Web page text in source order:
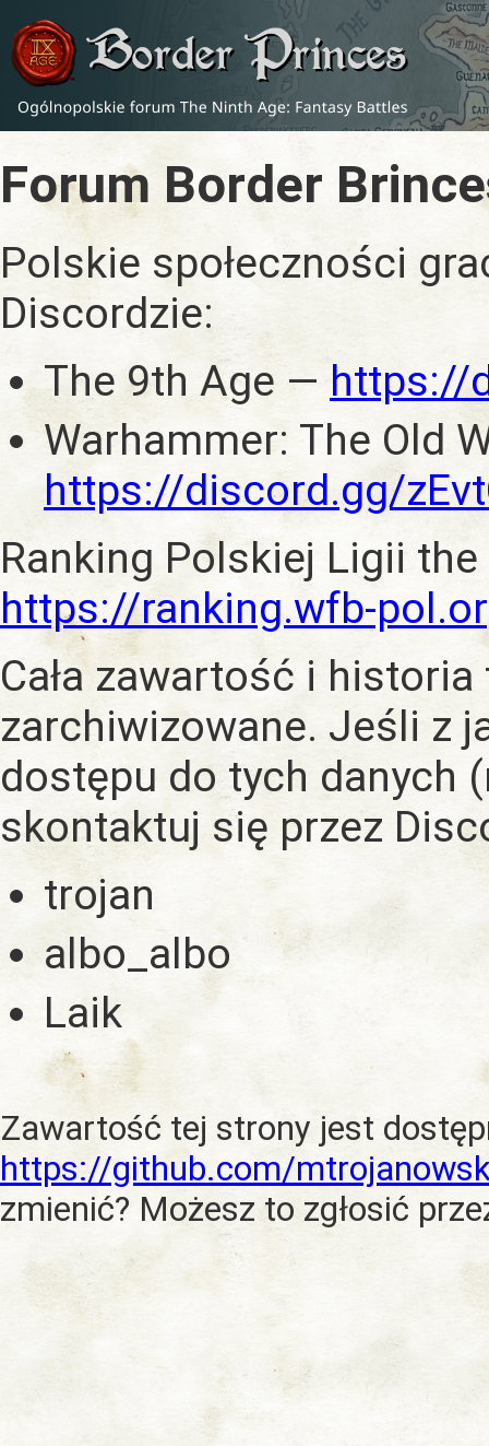
Forum Border
Polskie społeczności
Discordzie:
The 9th Age —https://
Warhammer: The Old
https://discord.gg/
Ranking Polskiej Ligii
https://ranking.wfb-
Cała zawartość i historia
zarchiwizowane. Jeśli z
dostępu do tych danych
skontaktuj się przez
trojan
albo_albo
Laik
Zawartość tej strony jest
https://github.com/
zmienić? Możesz to zgłosić